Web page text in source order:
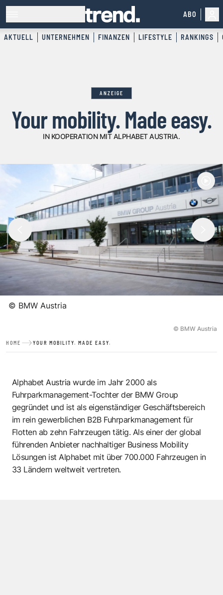
ABO
AKTUELL UNTERNEHMEN FINANZEN LIFESTYLE RANKINGS
ANZEIGE
Your mobility. Made easy.
IN KOOPERATION MIT ALPHABET AUSTRIA.
© BMW Austria
© BMW Austria
HOME YOUR MOBILITY. MADE EASY.
Alphabet Austria wurde im Jahr 2000 als
Fuhrparkmanagement-Tochter der BMW Group
gegründet und ist als eigenständiger Geschäftsbereich
im rein gewerblichen B2B Fuhrparkmanagement für
Flotten ab zehn Fahrzeugen tätig. Als einer der global
führenden Anbieter nachhaltiger Business Mobility
Lösungen ist Alphabet mit über 700.000 Fahrzeugen in
33 Ländern weltweit vertreten.